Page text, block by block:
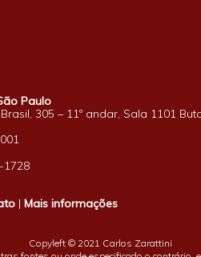
Paulo
305 – 11º andar, Sala 1101
1728
|Mais informações
Copyleft © 2021 Carlos Zarattini